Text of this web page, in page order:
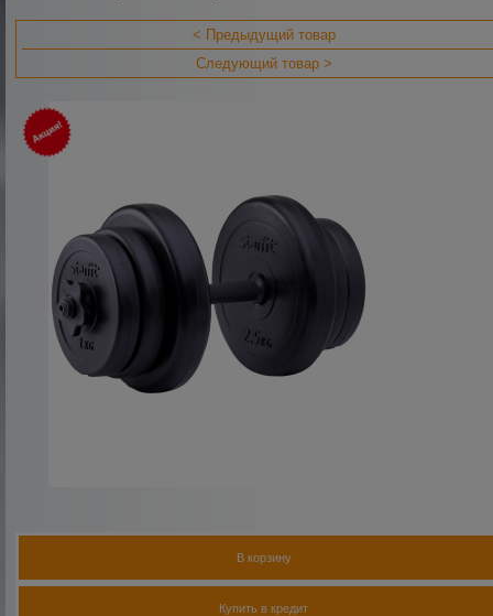
< Предыдущий товар
Следующий товар >
В корзину
Купить в кредит